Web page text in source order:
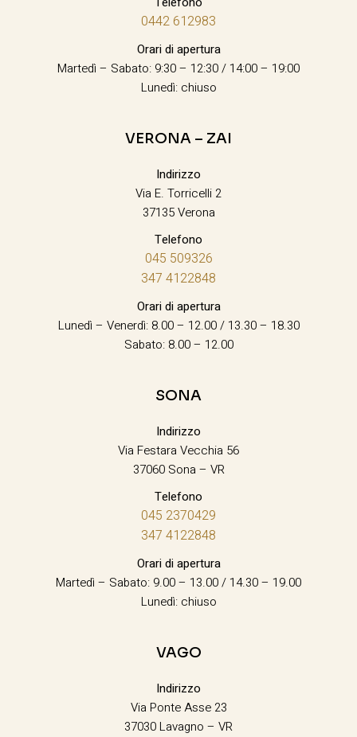
0442 612983
Orari di apertura
Martedì – Sabato: 9:30 – 12:30 / 14:00 – 19:00
Lunedì: chiuso
VERONA – ZAI
Indirizzo
Via E. Torricelli 2
37135 Verona
Telefono
045 509326
347 4122848
Orari di apertura
Lunedì – Venerdì: 8.00 – 12.00 / 13.30 – 18.30
Sabato: 8.00 – 12.00
SONA
Indirizzo
Via Festara Vecchia 56
37060 Sona – VR
Telefono
045 2370429
347 4122848
Orari di apertura
Martedì – Sabato: 9.00 – 13.00 / 14.30 – 19.00
Lunedì: chiuso
VAGO
Indirizzo
Via Ponte Asse 23
37030 Lavagno – VR